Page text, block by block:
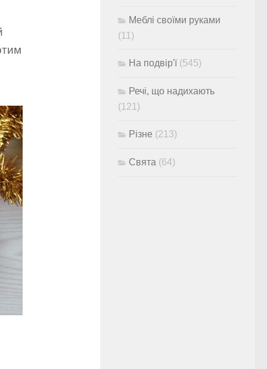
Меблі своїми руками
(11)
На подвір'ї(545)
Речі, що надихають
(121)
Різне (213)
Свята (64)